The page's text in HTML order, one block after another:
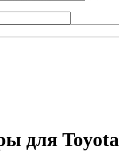
для Toyota